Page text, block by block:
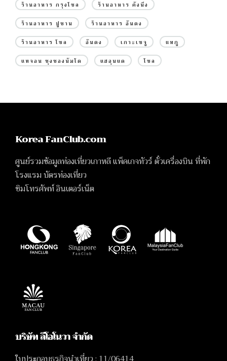
ร้านอาหาร กรุงโซล ร้านอาหาร คังนึง
ร้านอาหาร ปูซาน ร้านอาหาร อันดง
ร้านอาหาร โซล อันดง เกาะเชจู แทกู
แทจอน ชุงชองนัมโด แฮอุนแด โซล
Korea FanClub.com
ศูนย์รวมข้อมูลท่องเที่ยวเกาหลี แพ็คเกจทัวร์ ตั๋วเครื่องบิน ที่พัก
โรงแรม บัตรท่องเที่ยว
ซิมโทรศัพท์ อินเตอร์เน็ต
บริษัท ลีโอโนวา จำกัด